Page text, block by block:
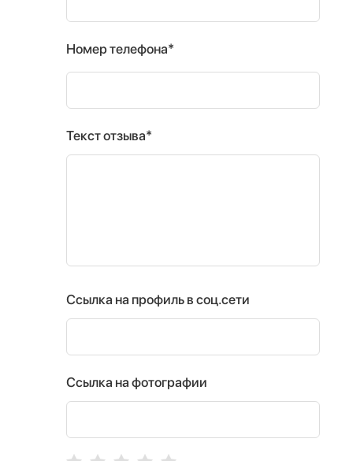
Номер телефона*
Текст отзыва*
Ссылка на профиль в соц.сети
Ссылка на фотографии